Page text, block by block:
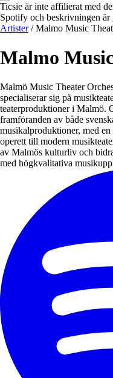
Ticsie är inte affilierat med
Spotify och beskrivningen är
Artister / Malmo Music
Malmo
Malmö Music Theater
specialiserar sig på
teaterproduktioner i Malmö.
framföranden av både
musikalproduktioner, med
operett till modern
av Malmös kulturliv och
med högkvalitativa